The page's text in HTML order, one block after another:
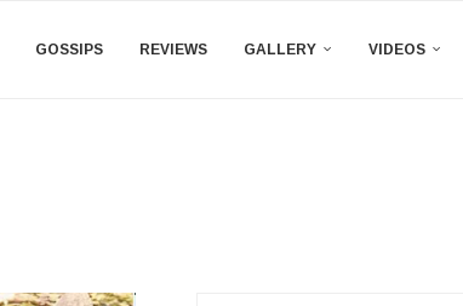
GOSSIPS REVIEWS GALLERY VIDEOS